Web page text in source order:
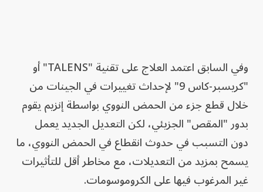
وفي السابق اعتمد العلاج على تقنية "TALENS" أو
"كريسبر-كاس 9" لإحداث تغييرات في الجينات من
خلال قطع جزء من الحمض النووي بواسطة إنزيم يقوم
بدور "المقص" الجزيئي، لكن التعديل الجديد يعمل
دون التسبب في حدوث انقطاع في الحمض النووي، ما
يسمح بمزيد من التعديلات، مع مخاطر أقل للتأثيرات
غير المرغوب فيها على الكروموسومات.